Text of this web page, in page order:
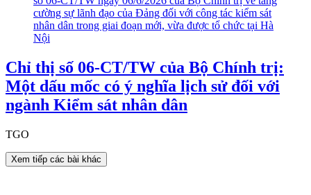
Chỉ thị số 06-CT/TW của Bộ Chính trị:
Một dấu mốc có ý nghĩa lịch sử đối với
ngành Kiểm sát nhân dân
TGO
Xem tiếp các bài khác